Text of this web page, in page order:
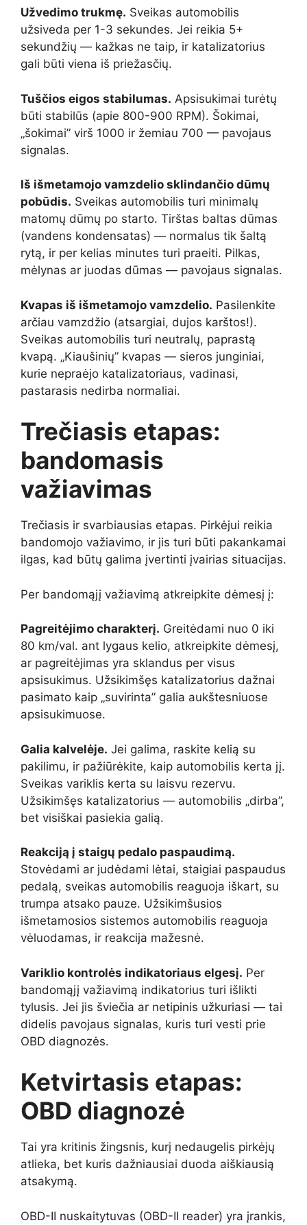
Užvedimo trukmę. Sveikas automobilis
užsiveda per 1-3 sekundes. Jei reikia 5+
sekundžių — kažkas ne taip, ir katalizatorius
gali būti viena iš priežasčių.
Tuščios eigos stabilumas. Apsisukimai turėtų
būti stabilūs (apie 800-900 RPM). Šokimai,
„šokimai” virš 1000 ir žemiau 700 — pavojaus
signalas.
Iš išmetamojo vamzdelio sklindančio dūmų
pobūdis. Sveikas automobilis turi minimalų
matomų dūmų po starto. Tirštas baltas dūmas
(vandens kondensatas) — normalus tik šaltą
rytą, ir per kelias minutes turi praeiti. Pilkas,
mėlynas ar juodas dūmas — pavojaus signalas.
Kvapas iš išmetamojo vamzdelio. Pasilenkite
arčiau vamzdžio (atsargiai, dujos karštos!).
Sveikas automobilis turi neutralų, paprastą
kvapą. „Kiaušinių” kvapas — sieros junginiai,
kurie nepraėjo katalizatoriaus, vadinasi,
pastarasis nedirba normaliai.
Trečiasis etapas:
bandomasis
važiavimas
Trečiasis ir svarbiausias etapas. Pirkėjui reikia
bandomojo važiavimo, ir jis turi būti pakankamai
ilgas, kad būtų galima įvertinti įvairias situacijas.
Per bandomąjį važiavimą atkreipkite dėmesį į:
Pagreitėjimo charakterį. Greitėdami nuo 0 iki
80 km/val. ant lygaus kelio, atkreipkite dėmesį,
ar pagreitėjimas yra sklandus per visus
apsisukimus. Užsikimšęs katalizatorius dažnai
pasimato kaip „suvirinta” galia aukštesniuose
apsisukimuose.
Galia kalvelėje. Jei galima, raskite kelią su
pakilimu, ir pažiūrėkite, kaip automobilis kerta jį.
Sveikas variklis kerta su laisvu rezervu.
Užsikimšęs katalizatorius — automobilis „dirba”,
bet visiškai pasiekia galią.
Reakciją į staigų pedalo paspaudimą.
Stovėdami ar judėdami lėtai, staigiai paspaudus
pedalą, sveikas automobilis reaguoja iškart, su
trumpa atsako pauze. Užsikimšusios
išmetamosios sistemos automobilis reaguoja
vėluodamas, ir reakcija mažesnė.
Variklio kontrolės indikatoriaus elgesį. Per
bandomąjį važiavimą indikatorius turi išlikti
tylusis. Jei jis šviečia ar netipinis užkuriasi — tai
didelis pavojaus signalas, kuris turi vesti prie
OBD diagnozės.
Ketvirtasis etapas:
OBD diagnozė
Tai yra kritinis žingsnis, kurį nedaugelis pirkėjų
atlieka, bet kuris dažniausiai duoda aiškiausią
atsakymą.
OBD-II nuskaitytuvas (OBD-II reader) yra įrankis,